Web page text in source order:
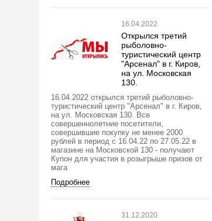
16.04.2022
Открылся третий
рыболовно-
туристический центр
"Арсенал" в г. Киров,
на ул. Московская
130.
16.04.2022 открылся третий рыболовно-
туристический центр "Арсенал" в г. Киров,
на ул. Московская 130. Все
совершеннолетние посетители,
совершившие покупку не менее 2000
рублей в период с 16.04.22 по 27.05.22 в
магазине на Московской 130 - получают
Купон для участия в розыгрыше призов от
мага
Подробнее
31.12.2020